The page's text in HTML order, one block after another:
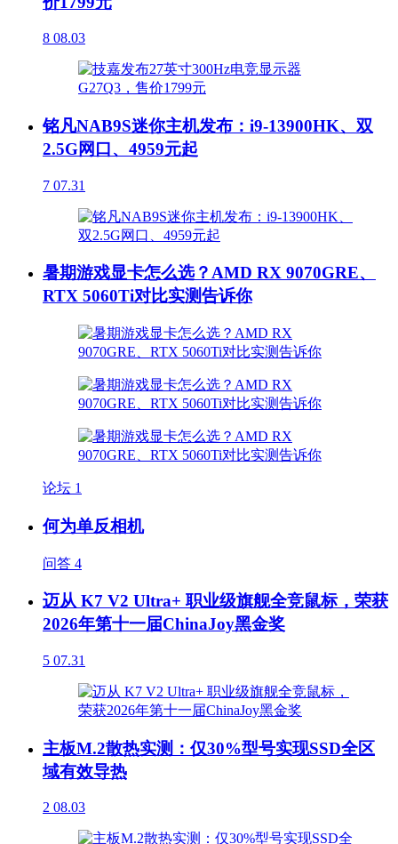
8 08.03
铭凡NAB9S迷你主机发布：i9-13900HK、双
2.5G网口、4959元起
7 07.31
暑期游戏显卡怎么选？AMD RX 9070GRE、
RTX 5060Ti对比实测告诉你
论坛 1
何为单反相机
问答 4
迈从 K7 V2 Ultra+ 职业级旗舰全竞鼠标，荣获
2026年第十一届ChinaJoy黑金奖
5 07.31
主板M.2散热实测：仅30%型号实现SSD全区
域有效导热
2 08.03